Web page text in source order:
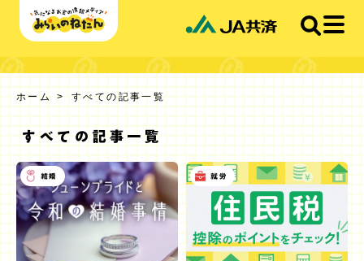
ホーム すべての記事一覧